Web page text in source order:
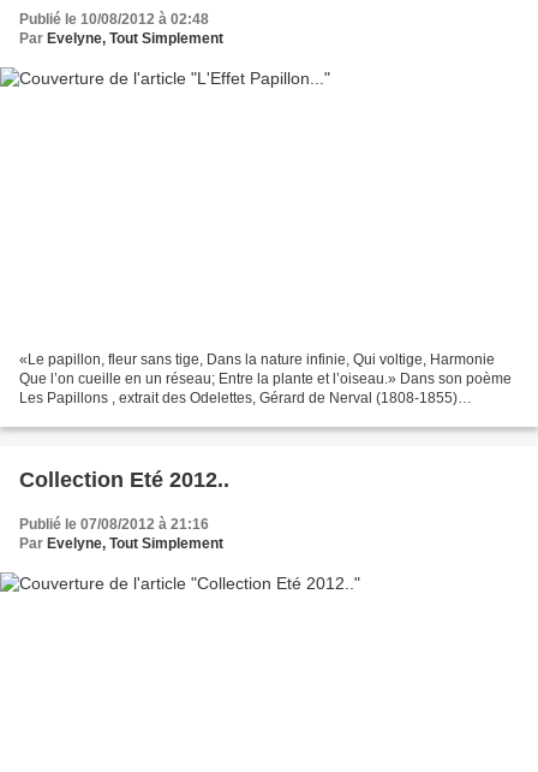
Publié le 10/08/2012 à 02:48
Par Evelyne, Tout Simplement
«Le papillon, fleur sans tige, Dans la nature infinie, Qui voltige, Harmonie
Que l’on cueille en un réseau; Entre la plante et l’oiseau.» Dans son poème
Les Papillons , extrait des Odelettes, Gérard de Nerval (1808-1855)
Collection Eté 2012..
Publié le 07/08/2012 à 21:16
Par Evelyne, Tout Simplement